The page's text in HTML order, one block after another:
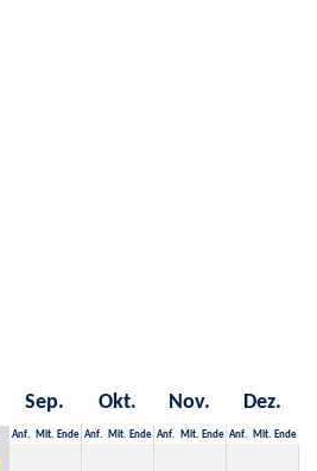
Sep. Okt. Nov. Dez.
Anf. Mit. Ende Anf. Mit. Ende Anf. Mit. Ende Anf. Mit. Ende